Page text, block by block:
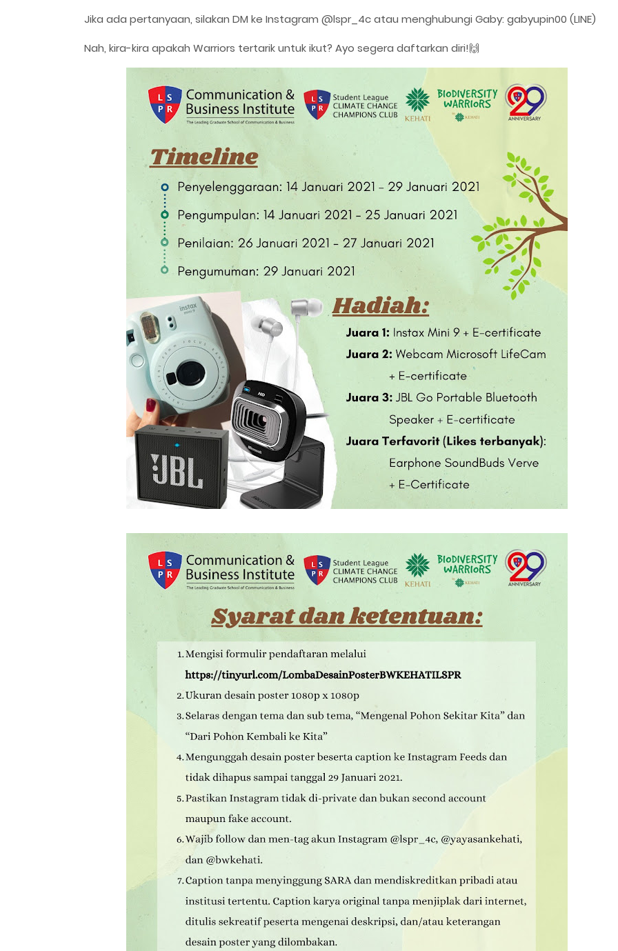
Jika ada pertanyaan, silakan DM ke Instagram @lspr_4c atau menghubungi Gaby: gabyupin00 (LINE)
Nah, kira-kira apakah Warriors tertarik untuk ikut? Ayo segera daftarkan diri!🙌